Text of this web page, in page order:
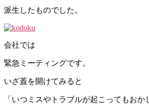
派生したものでした。
会社では
緊急ミーティングです。
いざ蓋を開けてみると
「いつミスやトラブルが起こってもお